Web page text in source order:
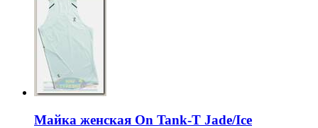
Майка женская On Tank-T Jade/Ice